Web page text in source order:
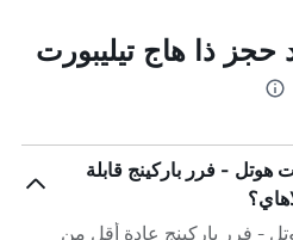
حجز ذا هاج تيليبورت
هوتل - فرر باركينج قابلة
- فرر باركينج عادة أقل من